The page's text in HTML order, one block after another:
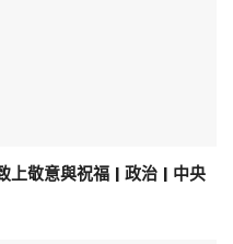
敬意與祝福 | 政治 | 中央